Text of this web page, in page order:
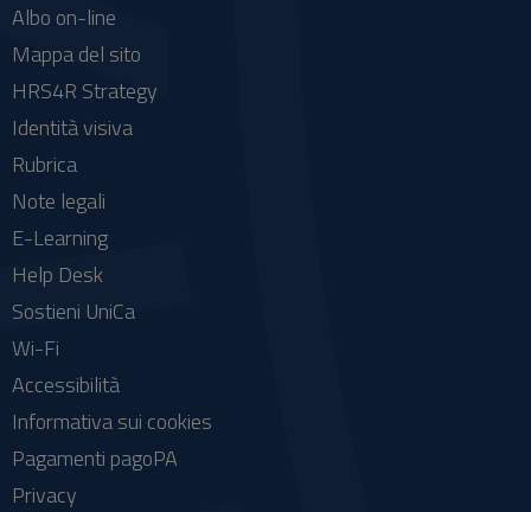
Albo on-line
Mappa del sito
HRS4R Strategy
Identità visiva
Rubrica
Note legali
E-Learning
Help Desk
Sostieni UniCa
Wi-Fi
Accessibilità
Informativa sui cookies
Pagamenti pagoPA
Privacy